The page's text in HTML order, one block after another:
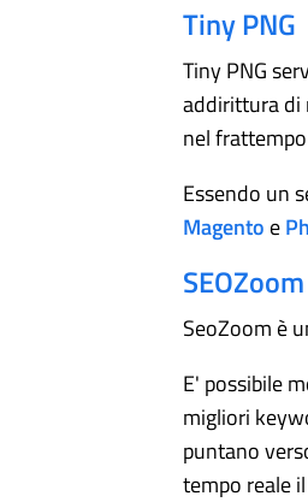
Tiny PNG
Tiny PNG
addirittura di
nel
Essendo un
Magento e
SEOZoom
SeoZoom è
E' possibile
migliori
puntano
tempo reale